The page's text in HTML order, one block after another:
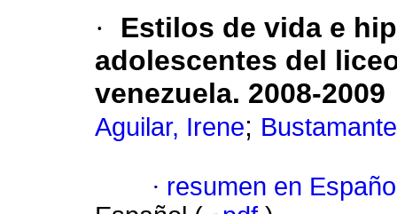
·
Estilos de vida e
adolescentes del
venezuela. 2008-2009
Aguilar, Irene;
· resumen en